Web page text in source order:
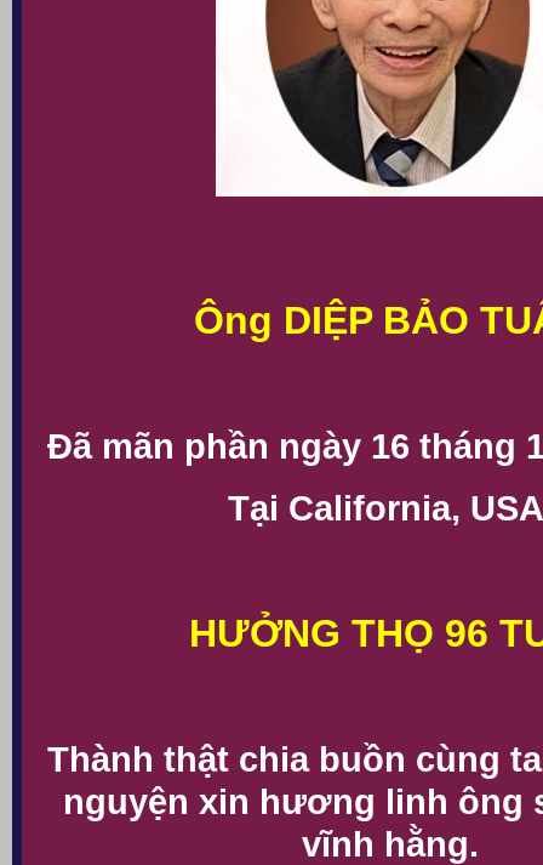
Ông DIỆP BẢO
Đã mãn phần ngày 16 tháng
Tại California,
HƯỞNG THỌ 96
Thành thật chia buồn cùng
nguyện xin hương linh ông
vĩnh hằng.